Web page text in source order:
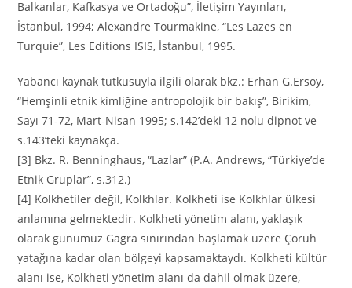
Balkanlar, Kafkasya ve Ortadoğu”, İletişim Yayınları,
İstanbul, 1994; Alexandre Tourmakine, “Les Lazes en
Turquie”, Les Editions ISIS, İstanbul, 1995.
Yabancı kaynak tutkusuyla ilgili olarak bkz.: Erhan G.Ersoy,
“Hemşinli etnik kimliğine antropolojik bir bakış”, Birikim,
Sayı 71-72, Mart-Nisan 1995; s.142’deki 12 nolu dipnot ve
s.143’teki kaynakça.
[3] Bkz. R. Benninghaus, “Lazlar” (P.A. Andrews, “Türkiye’de
Etnik Gruplar”, s.312.)
[4] Kolkhetiler değil, Kolkhlar. Kolkheti ise Kolkhlar ülkesi
anlamına gelmektedir. Kolkheti yönetim alanı, yaklaşık
olarak günümüz Gagra sınırından başlamak üzere Çoruh
yatağına kadar olan bölgeyi kapsamaktaydı. Kolkheti kültür
alanı ise, Kolkheti yönetim alanı da dahil olmak üzere,